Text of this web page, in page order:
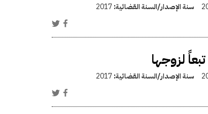
سنة الإصدار/السنة القضائية:2017
لزوجها
سنة الإصدار/السنة القضائية:2017